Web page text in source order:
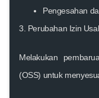
Pengesahan
3. Perubahan Izin
Melakukan
(OSS) untuk